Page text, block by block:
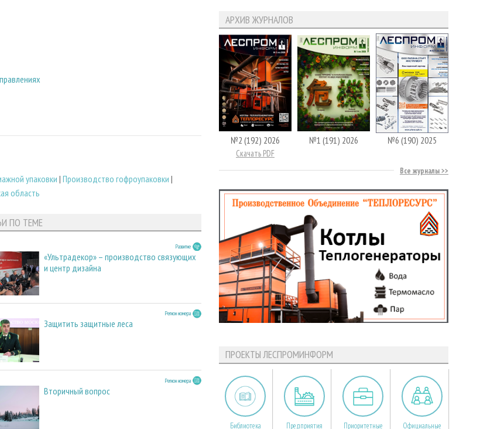
упаковки | Производство гофроупаковки |
область
ПО ТЕМЕ
Развитие
«Ультрадекор» – производство связующих
и центр дизайна
Регион номера
Защитить защитные леса
Регион номера
Вторичный вопрос
АРХИВ ЖУРНАЛОВ
№2 (192) 2026
Скачать PDF
№1 (191) 2026 №6 (190) 2025
Все журналы
ПРОЕКТЫ ЛЕСПРОМИНФОРМ
Библиотека
Предприятия
Приоритетные
Официальные